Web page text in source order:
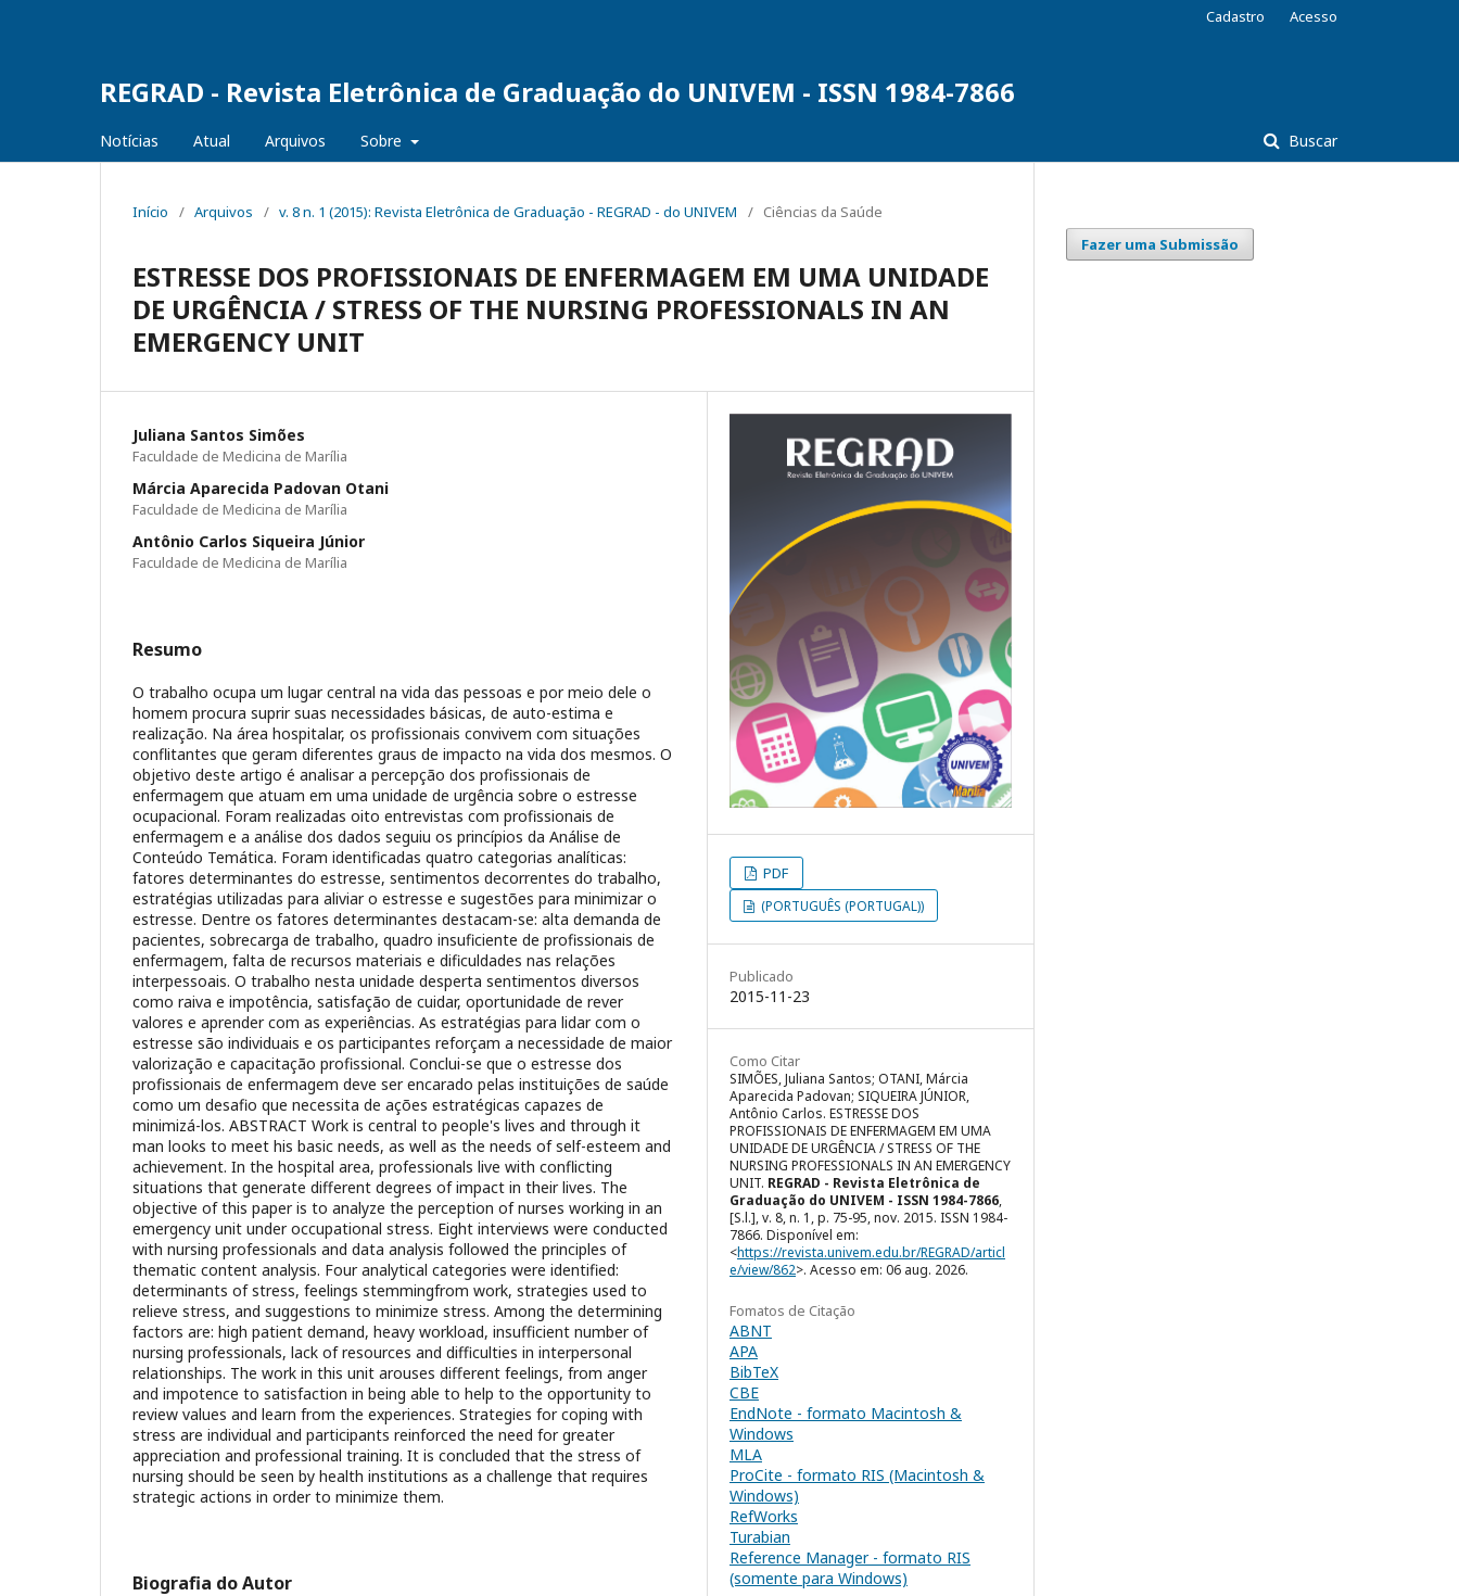
REGRAD - Revista Eletrônica de Graduação do UNIVEM - ISSN 1984-7866
Notícias Atual Arquivos Sobre Buscar
Cadastro Acesso
Início / Arquivos / v. 8 n. 1 (2015): Revista Eletrônica de Graduação - REGRAD - do UNIVEM / Ciências da Saúde
ESTRESSE DOS PROFISSIONAIS DE ENFERMAGEM EM UMA UNIDADE
DE URGÊNCIA / STRESS OF THE NURSING PROFESSIONALS IN AN
EMERGENCY UNIT
Juliana Santos Simões
Faculdade de Medicina de Marília
Márcia Aparecida Padovan Otani
Faculdade de Medicina de Marília
Antônio Carlos Siqueira Júnior
Faculdade de Medicina de Marília
Resumo
O trabalho ocupa um lugar central na vida das pessoas e por meio dele o
homem procura suprir suas necessidades básicas, de auto-estima e
realização. Na área hospitalar, os profissionais convivem com situações
conflitantes que geram diferentes graus de impacto na vida dos mesmos. O
objetivo deste artigo é analisar a percepção dos profissionais de
enfermagem que atuam em uma unidade de urgência sobre o estresse
ocupacional. Foram realizadas oito entrevistas com profissionais de
enfermagem e a análise dos dados seguiu os princípios da Análise de
Conteúdo Temática. Foram identificadas quatro categorias analíticas:
fatores determinantes do estresse, sentimentos decorrentes do trabalho,
estratégias utilizadas para aliviar o estresse e sugestões para minimizar o
estresse. Dentre os fatores determinantes destacam-se: alta demanda de
pacientes, sobrecarga de trabalho, quadro insuficiente de profissionais de
enfermagem, falta de recursos materiais e dificuldades nas relações
interpessoais. O trabalho nesta unidade desperta sentimentos diversos
como raiva e impotência, satisfação de cuidar, oportunidade de rever
valores e aprender com as experiências. As estratégias para lidar com o
estresse são individuais e os participantes reforçam a necessidade de maior
valorização e capacitação profissional. Conclui-se que o estresse dos
profissionais de enfermagem deve ser encarado pelas instituições de saúde
como um desafio que necessita de ações estratégicas capazes de
minimizá-los. ABSTRACT Work is central to people's lives and through it
man looks to meet his basic needs, as well as the needs of self-esteem and
achievement. In the hospital area, professionals live with conflicting
situations that generate different degrees of impact in their lives. The
objective of this paper is to analyze the perception of nurses working in an
emergency unit under occupational stress. Eight interviews were conducted
with nursing professionals and data analysis followed the principles of
thematic content analysis. Four analytical categories were identified:
determinants of stress, feelings stemmingfrom work, strategies used to
relieve stress, and suggestions to minimize stress. Among the determining
factors are: high patient demand, heavy workload, insufficient number of
nursing professionals, lack of resources and difficulties in interpersonal
relationships. The work in this unit arouses different feelings, from anger
and impotence to satisfaction in being able to help to the opportunity to
review values and learn from the experiences. Strategies for coping with
stress are individual and participants reinforced the need for greater
appreciation and professional training. It is concluded that the stress of
nursing should be seen by health institutions as a challenge that requires
strategic actions in order to minimize them.
Biografia do Autor
PDF
(PORTUGUÊS (PORTUGAL))
Publicado
2015-11-23
Como Citar
SIMÕES, Juliana Santos; OTANI, Márcia
Aparecida Padovan; SIQUEIRA JÚNIOR,
Antônio Carlos. ESTRESSE DOS
PROFISSIONAIS DE ENFERMAGEM EM UMA
UNIDADE DE URGÊNCIA / STRESS OF THE
NURSING PROFESSIONALS IN AN EMERGENCY
UNIT. REGRAD - Revista Eletrônica de
Graduação do UNIVEM - ISSN 1984-7866,
[S.l.], v. 8, n. 1, p. 75-95, nov. 2015. ISSN 1984-
7866. Disponível em:
<https://revista.univem.edu.br/REGRAD/articl
e/view/862>. Acesso em: 06 aug. 2026.
Fomatos de Citação
ABNT
APA
BibTeX
CBE
EndNote - formato Macintosh &
Windows
MLA
ProCite - formato RIS (Macintosh &
Windows)
RefWorks
Turabian
Reference Manager - formato RIS
(somente para Windows)
Fazer uma Submissão